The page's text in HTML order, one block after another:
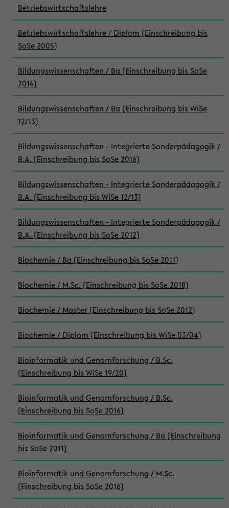
Betriebswirtschaftslehre
Betriebswirtschaftslehre / Diplom (Einschreibung bis
SoSe 2005)
Bildungswissenschaften / Ba (Einschreibung bis SoSe
2016)
Bildungswissenschaften / Ba (Einschreibung bis WiSe
12/13)
Bildungswissenschaften - Integrierte Sonderpädagogik /
B.A. (Einschreibung bis SoSe 2016)
Bildungswissenschaften - Integrierte Sonderpädagogik /
B.A. (Einschreibung bis WiSe 12/13)
Bildungswissenschaften - Integrierte Sonderpädagogik /
B.A. (Einschreibung bis SoSe 2012)
Biochemie / Ba (Einschreibung bis SoSe 2011)
Biochemie / M.Sc. (Einschreibung bis SoSe 2018)
Biochemie / Master (Einschreibung bis SoSe 2012)
Biochemie / Diplom (Einschreibung bis WiSe 03/04)
Bioinformatik und Genomforschung / B.Sc.
(Einschreibung bis WiSe 19/20)
Bioinformatik und Genomforschung / B.Sc.
(Einschreibung bis SoSe 2016)
Bioinformatik und Genomforschung / Ba (Einschreibung
bis SoSe 2011)
Bioinformatik und Genomforschung / M.Sc.
(Einschreibung bis SoSe 2016)